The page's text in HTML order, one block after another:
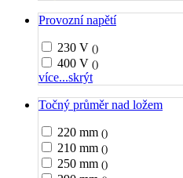
Provozní napětí
230 V ()
400 V ()
více...skrýt
Točný průměr nad ložem
220 mm ()
210 mm ()
250 mm ()